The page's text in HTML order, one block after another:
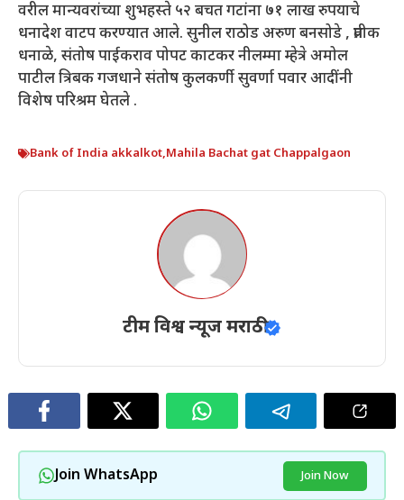
वरील मान्यवरांच्या शुभहस्ते ५२ बचत गटांना ७१ लाख रुपयाचे
धनादेश वाटप करण्यात आले. सुनील राठोड अरुण बनसोडे , प्रतीक
धनाळे, संतोष पाईकराव पोपट काटकर नीलम्मा म्हेत्रे अमोल
पाटील त्रिबक गजधाने संतोष कुलकर्णी सुवर्णा पवार आदींनी
विशेष परिश्रम घेतले .
Bank of India akkalkot,Mahila Bachat gat Chappalgaon
टीम विश्व न्यूज मराठी
Join WhatsApp Join Now